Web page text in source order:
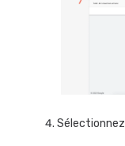
Sélectionnez